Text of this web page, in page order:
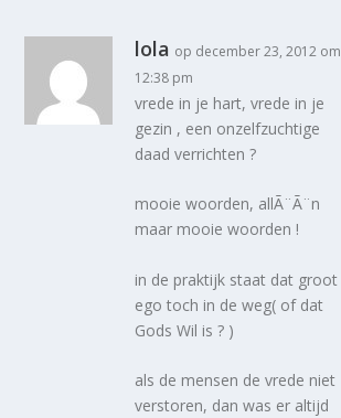
lola op december 23, 2012 om
12:38 pm
vrede in je hart, vrede in je
gezin , een onzelfzuchtige
daad verrichten ?
mooie woorden, allÃ¨Ã¨n
maar mooie woorden !
in de praktijk staat dat groot
ego toch in de weg( of dat
Gods Wil is ? )
als de mensen de vrede niet
verstoren, dan was er altijd